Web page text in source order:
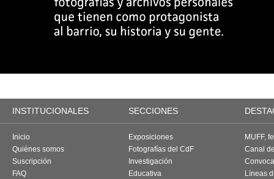
INSTITUCIONALES SECCIONES
Inicio
Quiénes somos
Suscripción
FAQ
Exposiciones
Fotografías del CdF
Investigación
Educativa
MUFF,
Canal
Líneas